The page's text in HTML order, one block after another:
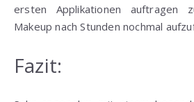
ersten Applikationen auftragen
Makeup nach Stunden nochmal
Fazit: